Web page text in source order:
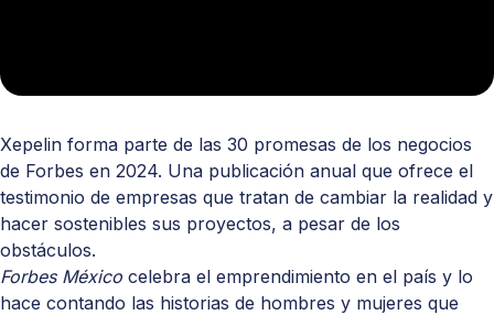
Xepelin forma parte de las 30 promesas de los negocios
de Forbes en 2024. Una publicación anual que ofrece el
testimonio de empresas que tratan de cambiar la realidad y
hacer sostenibles sus proyectos, a pesar de los
obstáculos.
Forbes México celebra el emprendimiento en el país y lo
hace contando las historias de hombres y mujeres que